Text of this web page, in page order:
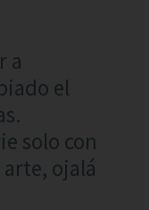
a
el
solo con
ojalá